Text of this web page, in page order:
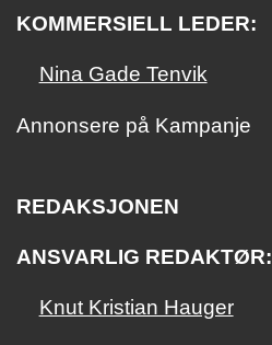
KOMMERSIELL LEDER:
Nina Gade Tenvik
Annonsere på Kampanje
REDAKSJONEN
ANSVARLIG REDAKTØR:
Knut Kristian Hauger